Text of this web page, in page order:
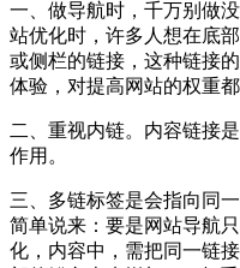
一、做导航时，千万别做
站优化时，许多人想在底
或侧栏的链接，这种链接
体验，对提高网站的权重
二、重视内链。内容链接
作用。
三、多链标签是会指向同
简单说来：要是网站导航
化，内容中，需把同一链